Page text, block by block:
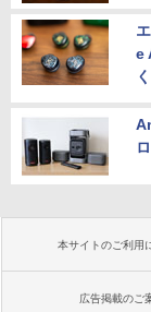
e
く
本サイトのご利用
広告掲載のご